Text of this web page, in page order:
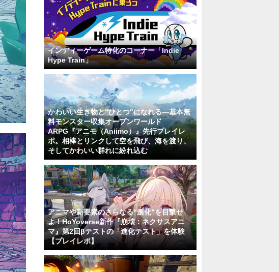
インディーゲーム特化のコーナー「Indie
Hype Train」
かわいい生き物と"ひとつ"になれる―基本無
料モンスター収集オープンワールド
ARPG『アニモ（Aniimo）』先行プレイレ
ポ。相棒とリンクして空を飛び、海を渡り、
そしてかわいい群れに紛れ込む
アニマや新要素のさらなる“進化”を目撃せ
よ！HoYoverse新作『崩壊：ネクサスアニ
マ』第2回βテストの「進化テスト」を体験
【プレイレポ】